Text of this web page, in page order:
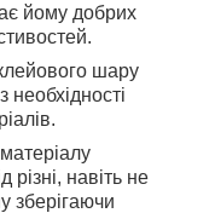
йому добрих
шару
необхідності
матеріалу
навіть не
зберігаючи